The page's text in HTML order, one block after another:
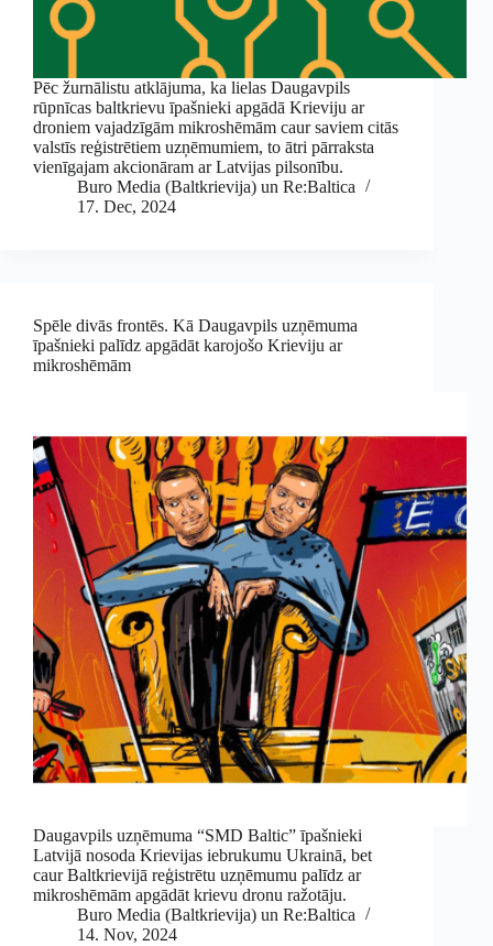
Pēc žurnālistu atklājuma, ka lielas Daugavpils
rūpnīcas baltkrievu īpašnieki apgādā Krieviju ar
droniem vajadzīgām mikroshēmām caur saviem citās
valstīs reģistrētiem uzņēmumiem, to ātri pārraksta
vienīgajam akcionāram ar Latvijas pilsonību.
Buro Media (Baltkrievija) un Re:Baltica
17. Dec, 2024
Spēle divās frontēs. Kā Daugavpils uzņēmuma
īpašnieki palīdz apgādāt karojošo Krieviju ar
mikroshēmām
Daugavpils uzņēmuma “SMD Baltic” īpašnieki
Latvijā nosoda Krievijas iebrukumu Ukrainā, bet
caur Baltkrievijā reģistrētu uzņēmumu palīdz ar
mikroshēmām apgādāt krievu dronu ražotāju.
Buro Media (Baltkrievija) un Re:Baltica
14. Nov, 2024